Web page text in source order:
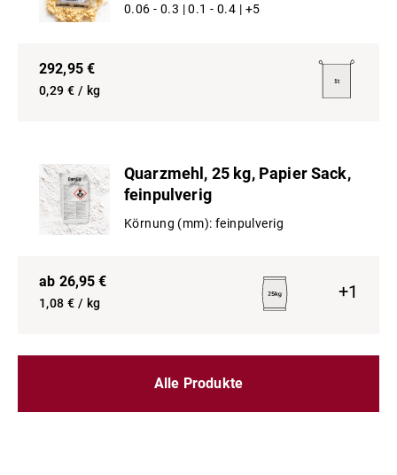
0.06 - 0.3 |0.1 - 0.4 | +5
292,95€
0,29 € / kg
Quarzmehl, 25 kg, Papier Sack,
feinpulverig
Körnung (mm): feinpulverig
ab 26,95 €
1,08 € / kg
+1
Alle Produkte